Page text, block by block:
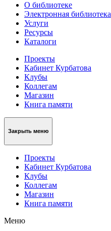
О библиотеке
Электронная библиотека
Услуги
Ресурсы
Каталоги
Проекты
Кабинет Курбатова
Клубы
Коллегам
Магазин
Книга памяти
Закрыть меню
Проекты
Кабинет Курбатова
Клубы
Коллегам
Магазин
Книга памяти
Меню